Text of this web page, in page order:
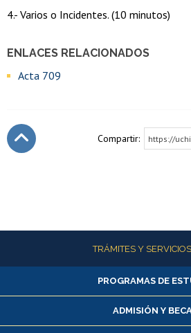
ENLACES RELACIONADOS
Acta 709
4.- Varios o Incidentes. (10 minutos)
Compartir: https://
Más informaciónTRÁMITES Y
Alumnas/os y
Matrícula en línea
Inscripción y cambio de
PROGRAMAS DE
ADMISIÓN Y